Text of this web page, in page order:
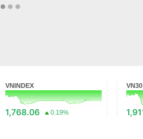
VNINDEX
1,768.06 0.19%
VN30